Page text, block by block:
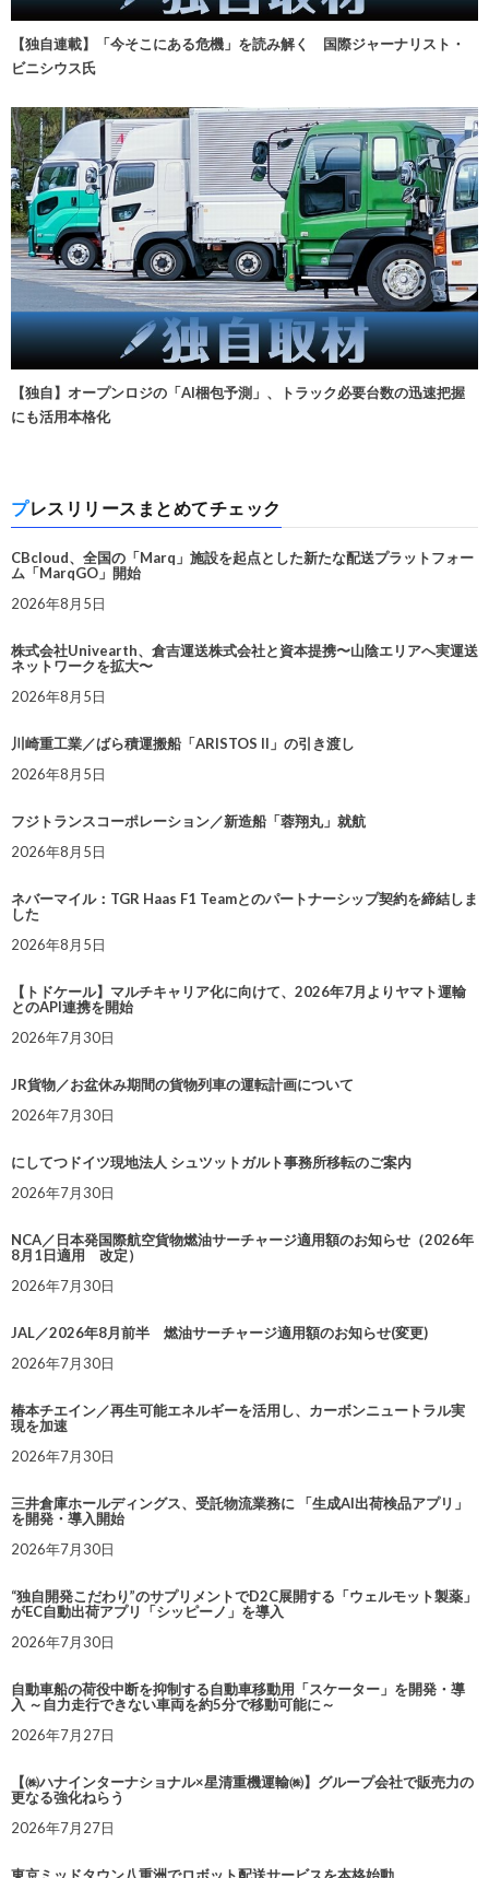
【独自連載】「今そこにある危機」を読み解く 国際ジャーナリスト・
ビニシウス氏
【独自】オープンロジの「AI梱包予測」、トラック必要台数の迅速把握
にも活用本格化
プレスリリースまとめてチェック
CBcloud、全国の「Marq」施設を起点とした新たな配送プラットフォー
ム「MarqGO」開始
2026年8月5日
株式会社Univearth、倉吉運送株式会社と資本提携〜山陰エリアへ実運送
ネットワークを拡大〜
2026年8月5日
川崎重工業／ばら積運搬船「ARISTOS II」の引き渡し
2026年8月5日
フジトランスコーポレーション／新造船「蓉翔丸」就航
2026年8月5日
ネバーマイル：TGR Haas F1 Teamとのパートナーシップ契約を締結しま
した
2026年8月5日
【トドケール】マルチキャリア化に向けて、2026年7月よりヤマト運輸
とのAPI連携を開始
2026年7月30日
JR貨物／お盆休み期間の貨物列車の運転計画について
2026年7月30日
にしてつドイツ現地法人 シュツットガルト事務所移転のご案内
2026年7月30日
NCA／日本発国際航空貨物燃油サーチャージ適用額のお知らせ（2026年
8月1日適用 改定）
2026年7月30日
JAL／2026年8月前半 燃油サーチャージ適用額のお知らせ(変更)
2026年7月30日
椿本チエイン／再生可能エネルギーを活用し、カーボンニュートラル実
現を加速
2026年7月30日
三井倉庫ホールディングス、受託物流業務に 「生成AI出荷検品アプリ」
を開発・導入開始
2026年7月30日
“独自開発こだわり”のサプリメントでD2C展開する「ウェルモット製薬」
がEC自動出荷アプリ「シッピーノ」を導入
2026年7月30日
自動車船の荷役中断を抑制する自動車移動用「スケーター」を開発・導
入 ～自力走行できない車両を約5分で移動可能に～
2026年7月27日
【㈱ハナインターナショナル×星清重機運輸㈱】グループ会社で販売力の
更なる強化ねらう
2026年7月27日